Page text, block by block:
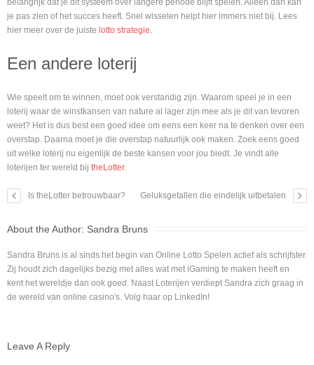
belangrijk dat je dit systeem over langere periode blijft spelen. Alleen dan kan
je pas zien of het succes heeft. Snel wisselen helpt hier immers niet bij. Lees
hier meer over de juiste lotto strategie.
Een andere loterij
Wie speelt om te winnen, moet ook verstandig zijn. Waarom speel je in een
loterij waar de winstkansen van nature al lager zijn mee als je dit van tevoren
weet? Het is dus best een goed idee om eens een keer na te denken over een
overstap. Daarna moet je die overstap natuurlijk ook maken. Zoek eens goed
uit welke loterij nu eigenlijk de beste kansen voor jou biedt. Je vindt alle
loterijen ter wereld bij theLotter.
Is theLotter betrouwbaar? Geluksgetallen die eindelijk uitbetalen
About the Author: Sandra Bruns
Sandra Bruns is al sinds het begin van Online Lotto Spelen actief als schrijfster.
Zij houdt zich dagelijks bezig met alles wat met iGaming te maken heeft en
kent het wereldje dan ook goed. Naast Loterijen verdiept Sandra zich graag in
de wereld van online casino's. Volg haar op LinkedIn!
Leave A Reply